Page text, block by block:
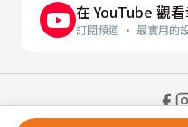
在 YouTube 觀
訂閱頻道 · 最實用的
© 2026 幸福空間